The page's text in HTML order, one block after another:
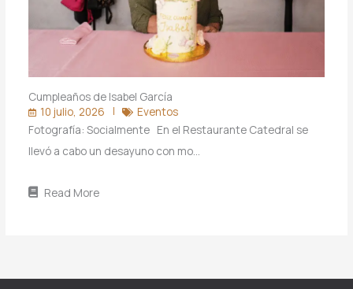
Cumpleaños de Isabel García
10 julio, 2026
Eventos
Fotografía: Socialmente En el Restaurante Catedral se
llevó a cabo un desayuno con mo…
Read More